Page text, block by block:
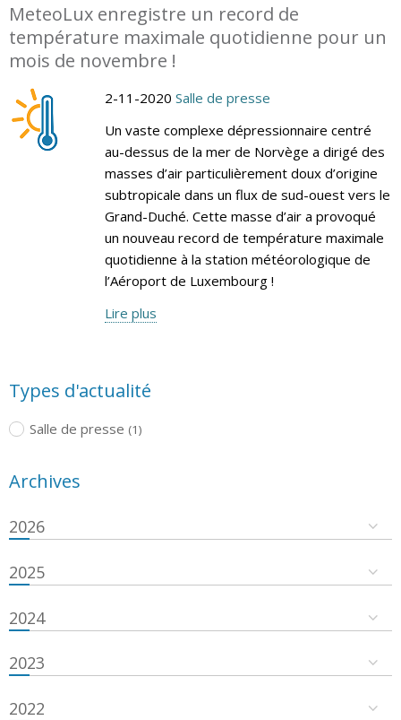
MeteoLux enregistre un record de
température maximale quotidienne pour un
mois de novembre !
2-11-2020 Salle de presse
Un vaste complexe dépressionnaire centré
au-dessus de la mer de Norvège a dirigé des
masses d’air particulièrement doux d’origine
subtropicale dans un flux de sud-ouest vers le
Grand-Duché. Cette masse d’air a provoqué
un nouveau record de température maximale
quotidienne à la station météorologique de
l’Aéroport de Luxembourg !
Lire plus
Types d'actualité
Salle de presse (1)
Archives
2026
2025
2024
2023
2022